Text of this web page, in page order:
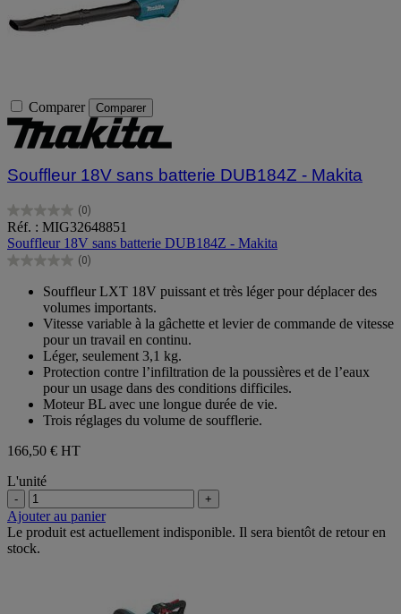
Comparer Comparer
Souffleur 18V sans batterie DUB184Z - Makita
(0)
0.0
sur
5
étoiles.
Réf. : MIG32648851
Souffleur 18V sans batterie DUB184Z - Makita
(0)
0.0
étoiles.
Souffleur LXT 18V puissant et très léger pour déplacer des
volumes importants.
Vitesse variable à la gâchette et levier de commande de vitesse
pour un travail en continu.
Léger, seulement 3,1 kg.
Protection contre l’infiltration de la poussières et de l’eaux
pour un usage dans des conditions difficiles.
Moteur BL avec une longue durée de vie.
Trois réglages du volume de soufflerie.
166,50 € HT
L'unité
- +
Ajouter au panier
Le produit est actuellement indisponible. Il sera bientôt de retour en
stock.